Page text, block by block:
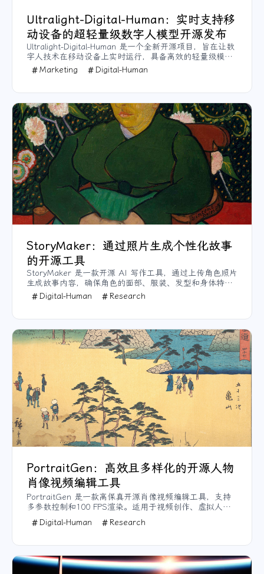
Ultralight-Digital-Human：实时支持移
动设备的超轻量级数字人模型开源发布
Ultralight-Digital-Human 是一个全新开源项目，旨在让数
字人技术在移动设备上实时运行，具备高效的轻量级模
型，能够满足社交、游戏和虚拟现实等多种应用需求。该
项目提供了详细的训练和推理步骤，支持 Wenet 和
也能流畅操作。创新之处在于实现了数字人效果在智能手
机上的普及性，并支持多平台和操作系统。项目已在
GitHub 上开源，方便开发者体验和定制。
Marketing Digital-Human
StoryMaker：通过照片生成个性化故事
的开源工具
StoryMaker 是一款开源 AI 写作工具，通过上传角色照片
生成故事内容，确保角色的面部、服装、发型和身体特征
与照片高度一致。适用于小说创作、品牌宣传和游戏设计
等场景，StoryMaker 能使内容更加个性化、生动真实，
Digital-Human Research
PortraitGen：高效且多样化的开源人物
肖像视频编辑工具
PortraitGen 是一款高保真开源肖像视频编辑工具，支持
多参数控制和100 FPS渲染。适用于视频创作、虚拟人物
设计等，满足高效、真实感强的个性化创意需求。
Digital-Human Research